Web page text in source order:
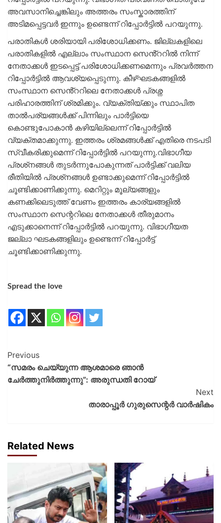
അവസാനിച്ചെങ്കിലും അത്തരം സംസ്കാരത്തിന്
അടിമപ്പെട്ടവർ ഇന്നും ഉണ്ടെന്ന് റിപ്പോർട്ടിൽ പറയുന്നു.
പരാതികൾ ശരിയായി പരിശോധിക്കണം. ജില്ലകളിലെ
പരാതികളിൽ എല്ലാം സംസ്ഥാന സെൻ്ററിൽ നിന്ന്
നേതാക്കൾ ഇടപ്പെട്ട് പരിശോധിക്കണമെന്നും പ്രവർത്തന
റിപ്പോർട്ടിൽ ആവശ്യപ്പെടുന്നു. കീഴ്ഘടകങ്ങളിൽ
സംസ്ഥാന സെൻ്ററിലെ നേതാക്കൾ പ്രശ്ന
പരിഹാരത്തിന് ശ്രമിക്കും. വ്യക്തിയ്ക്കും സ്ഥാപിത
താൽപര്യങ്ങൾക്ക് പിന്നിലും പാർട്ടിയെ
കൊണ്ടുപോകാൻ കഴിയില്ലെന്ന് റിപ്പോർട്ടിൽ
വ്യക്തമാക്കുന്നു. ഇത്തരം ശ്രമങ്ങൾക്ക് എതിരെ നടപടി
സ്വീകരിക്കുമെന്ന് റിപ്പോർട്ടിൽ പറയുന്നു.വിഭാഗീയ
പ്രശ്‌നങ്ങൾ തുടർന്നുപോകുന്നത് പാർട്ടിക്ക് വലിയ
രീതിയിൽ പ്രശ്‌നങ്ങൾ ഉണ്ടാക്കുമെന്ന് റിപ്പോർട്ടിൽ
ചൂണ്ടിക്കാണിക്കുന്നു. മെറിറ്റും മൂല്യങ്ങളും
കണക്കിലെടുത്ത് വേണം ഇത്തരം കാര്യങ്ങളിൽ
സംസ്ഥാന സെന്ററിലെ നേതാക്കൾ തീരുമാനം
എടുക്കാനെന്ന് റിപ്പോർട്ടിൽ പറയുന്നു. വിഭാ​ഗീയത
ജല്ലാ ഘടകങ്ങളിലും ഉണ്ടെന്ന് റിപ്പോർട്ട്
ചൂണ്ടിക്കാണിക്കുന്നു.
Spread the love
Previous
“സമരം ചെയ്യുന്ന ആശമാരെ ഞാന്‍
ചേര്‍ത്തുനിര്‍ത്തുന്നു”: അരുന്ധതി റോയ്
Next
താരാപ്പൂർ ഗുരുസെന്റർ വാർഷികം
Related News